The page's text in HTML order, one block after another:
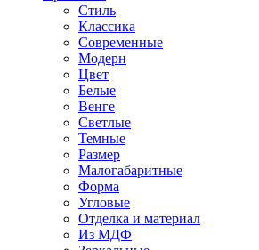
Стиль
Классика
Современные
Модерн
Цвет
Белые
Венге
Светлые
Темные
Размер
Малогабаритные
Форма
Угловые
Отделка и материал
Из МДФ